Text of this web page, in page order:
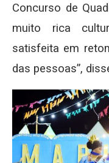
Concurso de
muito rica
satisfeita em
das pessoas”,